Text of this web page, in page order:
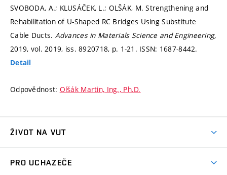
SVOBODA, A.; KLUSÁČEK, L.; OLŠÁK, M. Strengthening and
Rehabilitation of U-Shaped RC Bridges Using Substitute
Cable Ducts. Advances in Materials Science and Engineering,
2019, vol. 2019, iss. 8920718, p. 1-21. ISSN: 1687-8442.
Detail
Odpovědnost: Olšák Martin, Ing., Ph.D.
ŽIVOT NA VUT
PRO UCHAZEČE